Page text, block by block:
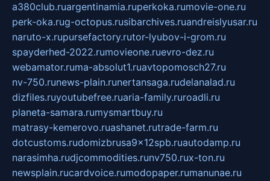
a380club.ruargentinamia.ruperkoka.rumovie-one.ru
perk-oka.rug-octopus.rusibarchives.ruandreislyusar.ru
naruto-x.rupursefactory.rutor-lyubov-i-grom.ru
spayderhed-2022.rumovieone.ruevro-dez.ru
webamator.ruma-absolut1.ruavtopomosch27.ru
nv-750.runews-plain.runertansaga.rudelanalad.ru
dizfiles.ruyoutubefree.ruaria-family.ruroadli.ru
planeta-samara.rumysmartbuy.ru
matrasy-kemerovo.ruashanet.rutrade-farm.ru
dotcustoms.rudomizbrusa9x12spb.ruautodamp.ru
narasimha.rudjcommodities.runv750.rux-ton.ru
newsplain.rucardvoice.rumodopaper.rumanunae.ru